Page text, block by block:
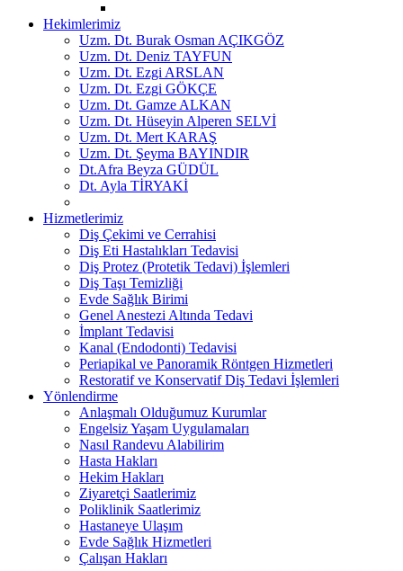
Hekimlerimiz
Uzm. Dt. Burak Osman AÇIKGÖZ
Uzm. Dt. Deniz TAYFUN
Uzm. Dt. Ezgi ARSLAN
Uzm. Dt. Ezgi GÖKÇE
Uzm. Dt. Gamze ALKAN
Uzm. Dt. Hüseyin Alperen SELVİ
Uzm. Dt. Mert KARAŞ
Uzm. Dt. Şeyma BAYINDIR
Dt.Afra Beyza GÜDÜL
Dt. Ayla TİRYAKİ
Hizmetlerimiz
Diş Çekimi ve Cerrahisi
Diş Eti Hastalıkları Tedavisi
Diş Protez (Protetik Tedavi) İşlemleri
Diş Taşı Temizliği
Evde Sağlık Birimi
Genel Anestezi Altında Tedavi
İmplant Tedavisi
Kanal (Endodonti) Tedavisi
Periapikal ve Panoramik Röntgen Hizmetleri
Restoratif ve Konservatif Diş Tedavi İşlemleri
Yönlendirme
Anlaşmalı Olduğumuz Kurumlar
Engelsiz Yaşam Uygulamaları
Nasıl Randevu Alabilirim
Hasta Hakları
Hekim Hakları
Ziyaretçi Saatlerimiz
Poliklinik Saatlerimiz
Hastaneye Ulaşım
Evde Sağlık Hizmetleri
Çalışan Hakları